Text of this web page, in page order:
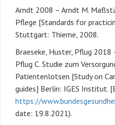
Arndt 2008 – Arndt M.
Pflege [Standards for
Stuttgart: Thieme, 2008.
Braeseke, Huster, Pflug 2018
Pflug C. Studie zum
Patientenlotsen [Study on
guides] Berlin: IGES Institut.
https://
date: 19.8.2021).